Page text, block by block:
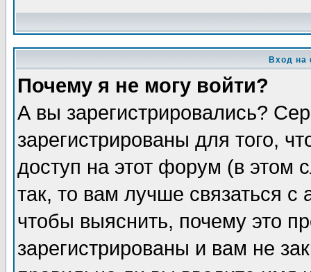
Вход на
Почему я не могу войти?
А вы зарегистрировались?
зарегистрированы для того,
доступ на этот форум (в этом
так, то вам лучше связаться
чтобы выяснить, почему это
зарегистрированы и вам не